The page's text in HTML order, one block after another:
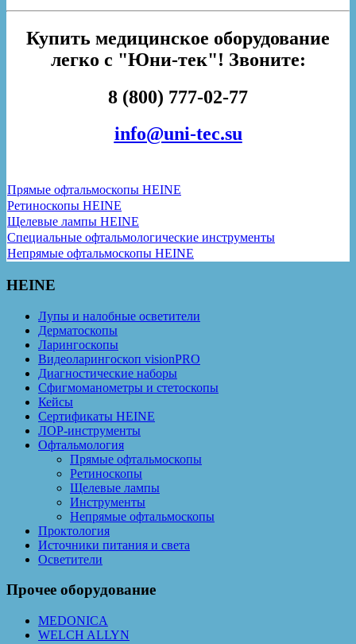
Купить медицинское оборудование
легко с "Юни-тек"! Звоните:
8 (800) 777-02-77
info@uni-tec.su
Прямые офтальмоскопы HEINE
Ретиноскопы HEINE
Щелевые лампы HEINE
Специальные офтальмологические инструменты
Непрямые офтальмоскопы HEINE
HEINE
Лупы и налобные осветители
Дерматоскопы
Ларингоскопы
Видеоларингоскоп visionPRO
Диагностические наборы
Сфигмоманометры и стетоскопы
Кейсы
Сертификаты HEINE
ЛОР-инструменты
Офтальмология
Прямые офтальмоскопы
Ретиноскопы
Щелевые лампы
Инструменты
Непрямые офтальмоскопы
Проктология
Источники питания и света
Осветители
Прочее оборудование
MEDONICA
WELCH ALLYN